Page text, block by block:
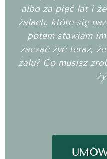
albo za pięć lat i
żalach, które się
potem stawiam
zacząć żyć teraz,
żalu? Co musisz